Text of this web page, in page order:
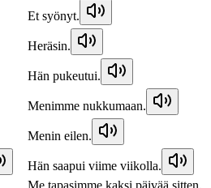
Et syönyt.
Heräsin.
Hän pukeutui.
Menimme nukkumaan.
Menin eilen.
Hän saapui viime viikolla.
Me tapasimme kaksi päivää sitten.